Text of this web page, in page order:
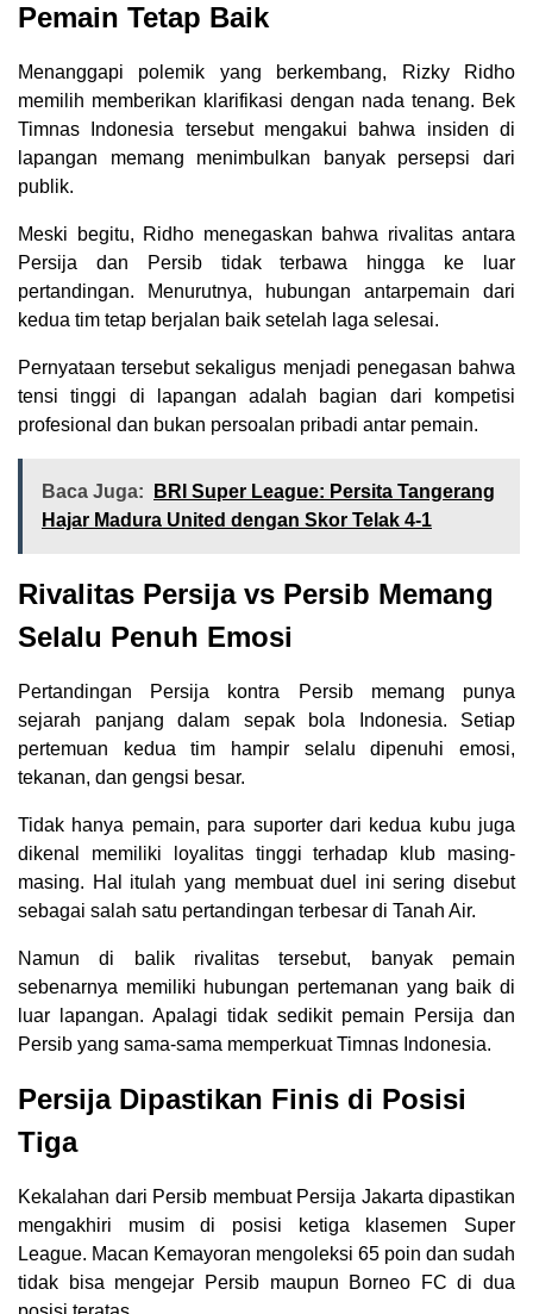
Pemain Tetap Baik
Menanggapi polemik yang berkembang, Rizky Ridho
memilih memberikan klarifikasi dengan nada tenang. Bek
Timnas Indonesia tersebut mengakui bahwa insiden di
lapangan memang menimbulkan banyak persepsi dari
publik.
Meski begitu, Ridho menegaskan bahwa rivalitas antara
Persija dan Persib tidak terbawa hingga ke luar
pertandingan. Menurutnya, hubungan antarpemain dari
kedua tim tetap berjalan baik setelah laga selesai.
Pernyataan tersebut sekaligus menjadi penegasan bahwa
tensi tinggi di lapangan adalah bagian dari kompetisi
profesional dan bukan persoalan pribadi antar pemain.
Baca Juga:
BRI Super League: Persita Tangerang
Hajar Madura United dengan Skor Telak 4-1
Rivalitas Persija vs Persib Memang
Selalu Penuh Emosi
Pertandingan Persija kontra Persib memang punya
sejarah panjang dalam sepak bola Indonesia. Setiap
pertemuan kedua tim hampir selalu dipenuhi emosi,
tekanan, dan gengsi besar.
Tidak hanya pemain, para suporter dari kedua kubu juga
dikenal memiliki loyalitas tinggi terhadap klub masing-
masing. Hal itulah yang membuat duel ini sering disebut
sebagai salah satu pertandingan terbesar di Tanah Air.
Namun di balik rivalitas tersebut, banyak pemain
sebenarnya memiliki hubungan pertemanan yang baik di
luar lapangan. Apalagi tidak sedikit pemain Persija dan
Persib yang sama-sama memperkuat Timnas Indonesia.
Persija Dipastikan Finis di Posisi
Tiga
Kekalahan dari Persib membuat Persija Jakarta dipastikan
mengakhiri musim di posisi ketiga klasemen Super
League. Macan Kemayoran mengoleksi 65 poin dan sudah
tidak bisa mengejar Persib maupun Borneo FC di dua